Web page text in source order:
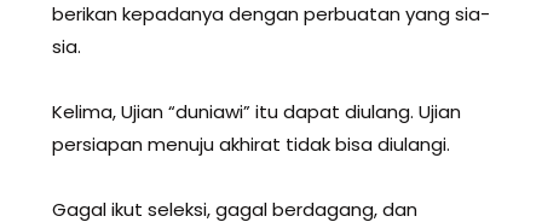
berikan kepadanya dengan perbuatan yang sia-
sia.
Kelima, Ujian “duniawi” itu dapat diulang. Ujian
persiapan menuju akhirat tidak bisa diulangi.
Gagal ikut seleksi, gagal berdagang, dan